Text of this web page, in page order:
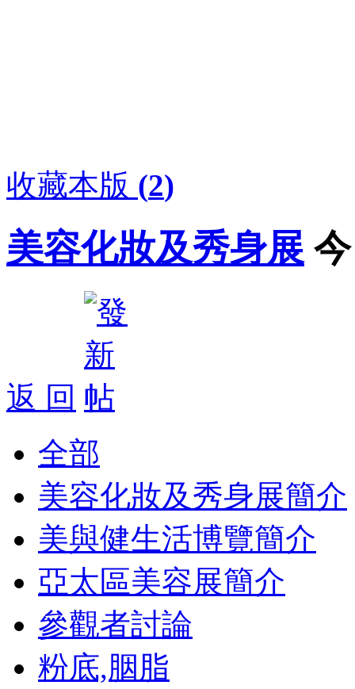
收藏本版 (2)
美容化妝及秀身展
返 回
全部
美容化妝及秀身展簡介
美與健生活博覽簡介
亞太區美容展簡介
參觀者討論
粉底,胭脂